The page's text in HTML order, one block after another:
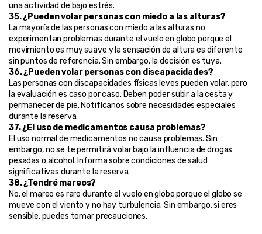
una actividad de bajo estrés.
35. ¿Pueden volar personas con miedo a las alturas?
La mayoría de las personas con miedo a las alturas no
experimentan problemas durante el vuelo en globo porque el
movimiento es muy suave y la sensación de altura es diferente
sin puntos de referencia. Sin embargo, la decisión es tuya.
36. ¿Pueden volar personas con discapacidades?
Las personas con discapacidades físicas leves pueden volar, pero
la evaluación es caso por caso. Deben poder subir a la cesta y
permanecer de pie. Notifícanos sobre necesidades especiales
durante la reserva.
37. ¿El uso de medicamentos causa problemas?
El uso normal de medicamentos no causa problemas. Sin
embargo, no se te permitirá volar bajo la influencia de drogas
pesadas o alcohol. Informa sobre condiciones de salud
significativas durante la reserva.
38. ¿Tendré mareos?
No, el mareo es raro durante el vuelo en globo porque el globo se
mueve con el viento y no hay turbulencia. Sin embargo, si eres
sensible, puedes tomar precauciones.